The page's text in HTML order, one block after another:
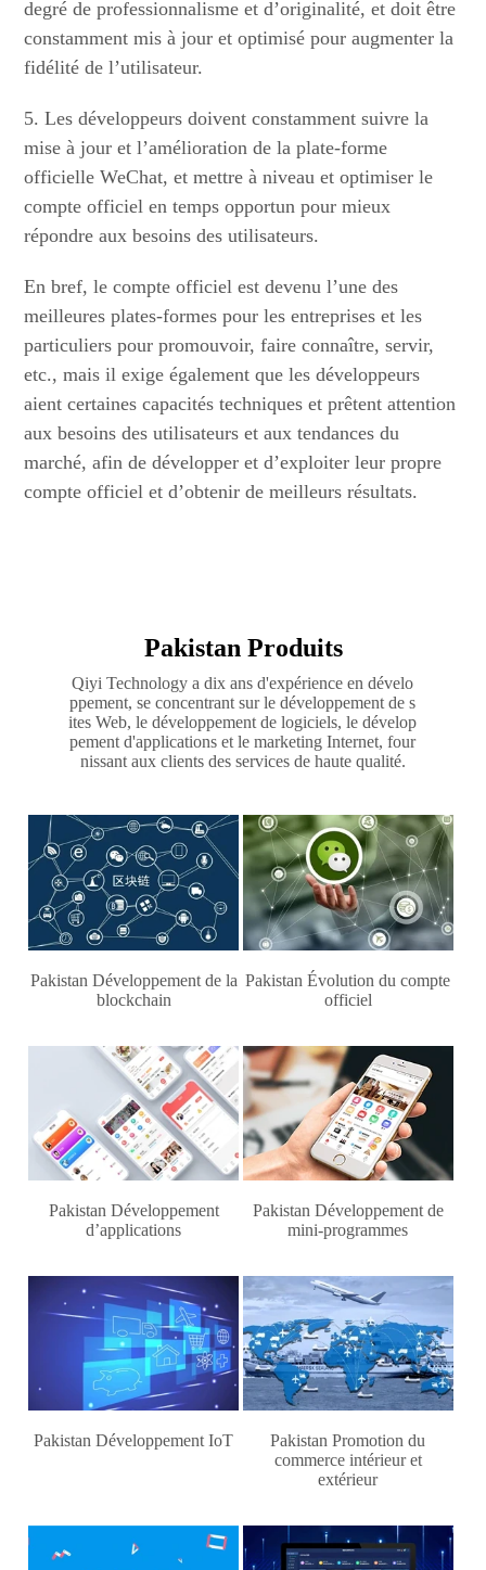
degré de professionnalisme et d’originalité, et doit être
constamment mis à jour et optimisé pour augmenter la
fidélité de l’utilisateur.
5. Les développeurs doivent constamment suivre la
mise à jour et l’amélioration de la plate-forme
officielle WeChat, et mettre à niveau et optimiser le
compte officiel en temps opportun pour mieux
répondre aux besoins des utilisateurs.
En bref, le compte officiel est devenu l’une des
meilleures plates-formes pour les entreprises et les
particuliers pour promouvoir, faire connaître, servir,
etc., mais il exige également que les développeurs
aient certaines capacités techniques et prêtent attention
aux besoins des utilisateurs et aux tendances du
marché, afin de développer et d’exploiter leur propre
compte officiel et d’obtenir de meilleurs résultats.
Pakistan Produits
Qiyi Technology a dix ans d'expérience en dévelo
ppement, se concentrant sur le développement de s
ites Web, le développement de logiciels, le dévelop
pement d'applications et le marketing Internet, four
nissant aux clients des services de haute qualité.
Pakistan Développement de la
blockchain
Pakistan Évolution du compte
officiel
Pakistan Développement
d’applications
Pakistan Développement de
mini-programmes
Pakistan Développement IoT
Pakistan Promotion du
commerce intérieur et
extérieur